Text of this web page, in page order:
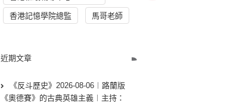
香港記憶學院總監 馬哥老師
近期文章
《反斗歷史》2026-08-06︱路蘭版
《奧德賽》的古典英雄主義︱主持：